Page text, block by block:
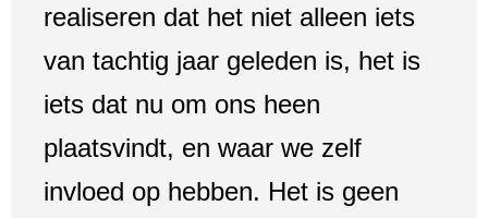
realiseren dat het niet alleen iets
van tachtig jaar geleden is, het is
iets dat nu om ons heen
plaatsvindt, en waar we zelf
invloed op hebben. Het is geen